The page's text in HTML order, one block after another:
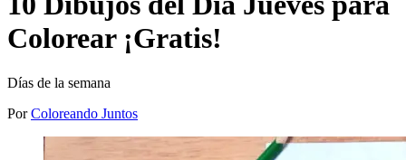
Colorear ¡Gratis!
Días de la semana
PorColoreando Juntos